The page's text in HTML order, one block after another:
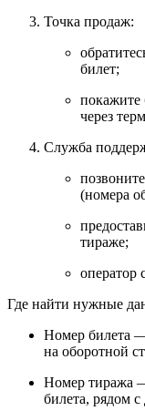
Точка продаж:
билет;
покажите
через
Служба
позвоните
(номера
тираже;
оператор
Где найти нужные
Номер билета
на оборотной
Номер тиража
билета, рядом с